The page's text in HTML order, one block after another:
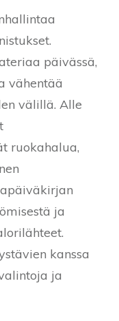
päivässä,
vähentää
välillä. Alle
ruokahalua,
ja
kanssa
ja